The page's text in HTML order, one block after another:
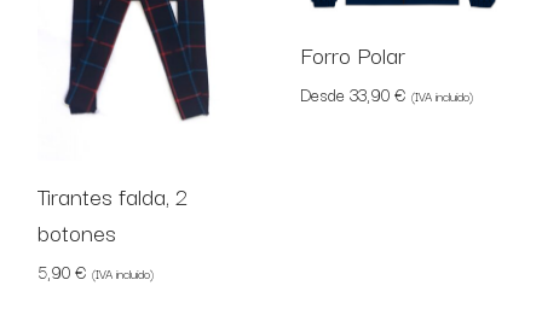
Tirantes falda, 2
botones
5,90€ (IVA incluido)
Forro Polar
Desde 33,90€ (IVA incluido)